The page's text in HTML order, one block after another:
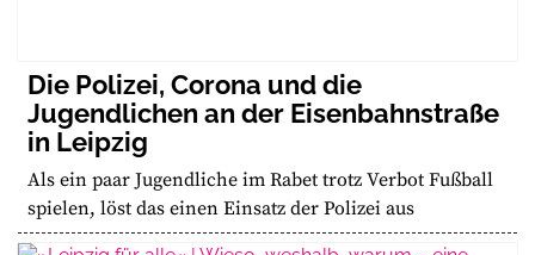
Die Polizei, Corona und die
Jugendlichen an der Eisenbahnstraße
in Leipzig
Als ein paar Jugendliche im Rabet trotz Verbot Fußball
spielen, löst das einen Einsatz der Polizei aus